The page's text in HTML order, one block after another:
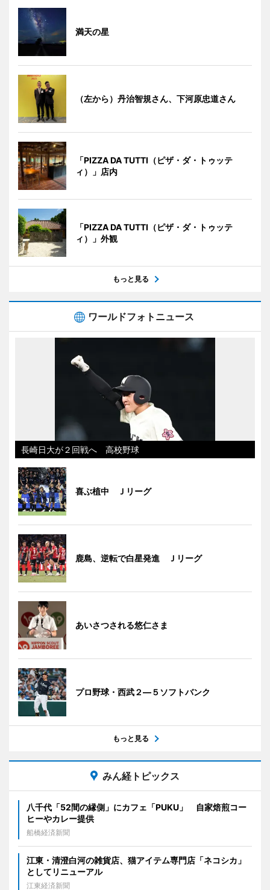
満天の星
（左から）丹治智規さん、下河原忠道さん
「PIZZA DA TUTTI（ピザ・ダ・トゥッテ
ィ）」店内
「PIZZA DA TUTTI（ピザ・ダ・トゥッテ
ィ）」外観
もっと見る
ワールドフォトニュース
長崎日大が２回戦へ 高校野球
喜ぶ植中 Ｊリーグ
鹿島、逆転で白星発進 Ｊリーグ
あいさつされる悠仁さま
プロ野球・西武２―５ソフトバンク
もっと見る
みん経トピックス
八千代「52間の縁側」にカフェ「PUKU」 自家焙煎コー
ヒーやカレー提供
船橋経済新聞
江東・清澄白河の雑貨店、猫アイテム専門店「ネコシカ」
としてリニューアル
江東経済新聞